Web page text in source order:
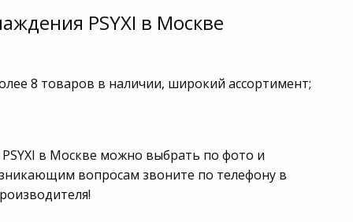
PSYXI в Москве
8 товаров в наличии, широкий ассортимент;
в Москве можно выбрать по фото и
вопросам звоните по телефону в